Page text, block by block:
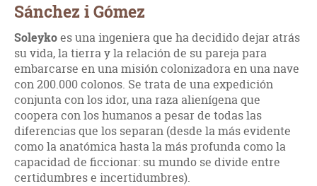
Sánchez i Gómez
Soleykoes una ingeniera que ha decidido dejar atrás
su vida, la tierra y la relación de su pareja para
embarcarse en una misión colonizadora en una nave
con 200.000 colonos. Se trata de una expedición
conjunta con los idor, una raza alienígena que
coopera con los humanos a pesar de todas las
diferencias que los separan (desde la más evidente
como la anatómica hasta la más profunda como la
capacidad de ficcionar: su mundo se divide entre
certidumbres e incertidumbres).